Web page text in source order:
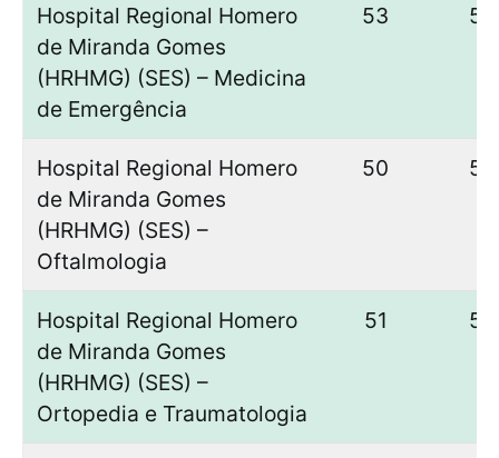
Hospital Regional Homero
de Miranda Gomes
(HRHMG) (SES) – Medicina
de Emergência
53 50
Hospital Regional Homero
de Miranda Gomes
(HRHMG) (SES) –
Oftalmologia
50 50
Hospital Regional Homero
de Miranda Gomes
(HRHMG) (SES) –
Ortopedia e Traumatologia
51 50